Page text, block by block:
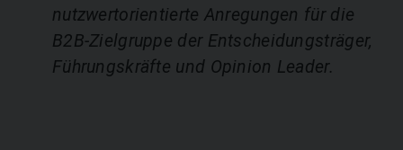
nutzwertorientierte Anregungen für die
B2B-Zielgruppe der Entscheidungsträger,
Führungskräfte und Opinion Leader.